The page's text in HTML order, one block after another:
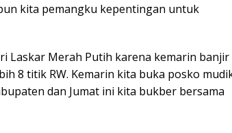
kita pemangku kepentingan untuk
Laskar Merah Putih karena kemarin banjir
8 titik RW. Kemarin kita buka posko
dan Jumat ini kita bukber bersama